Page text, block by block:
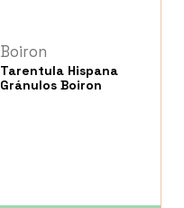
Boiron
Tarentula Hispana
Gránulos Boiron